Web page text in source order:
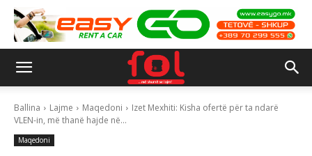
Ballina Lajme Maqedoni
Izet Mexhiti: Kisha ofertë për ta ndarë
VLEN-in, më thanë hajde në...
Maqedoni